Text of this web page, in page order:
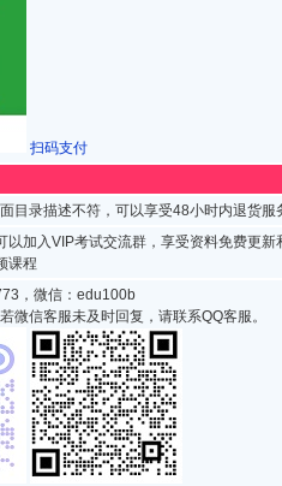
扫码支付
目录描述不符，可以享受48小时内退货服
以加入VIP考试交流群，享受资料免费更新
课程
，微信：edu100b
微信客服未及时回复，请联系QQ客服。